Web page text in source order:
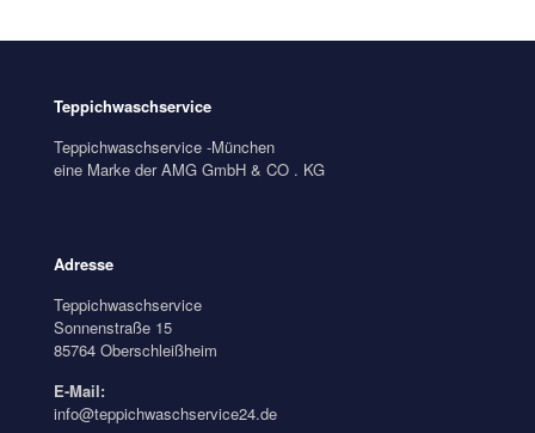
Teppichwaschservice
Teppichwaschservice -München
eine Marke der AMG GmbH & CO . KG
Adresse
Teppichwaschservice
Sonnenstraße 15
85764 Oberschleißheim
E-Mail:
info@teppichwaschservice24.de